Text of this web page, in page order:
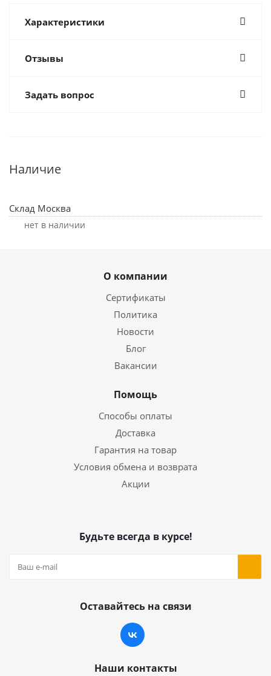
Характеристики
Отзывы
Задать вопрос
Наличие
Склад Москва
Нет в наличии
О компании
Сертификаты
Политика
Новости
Блог
Вакансии
Помощь
Способы оплаты
Доставка
Гарантия на товар
Условия обмена и возврата
Акции
Будьте всегда в курсе!
Оставайтесь на связи
Наши контакты